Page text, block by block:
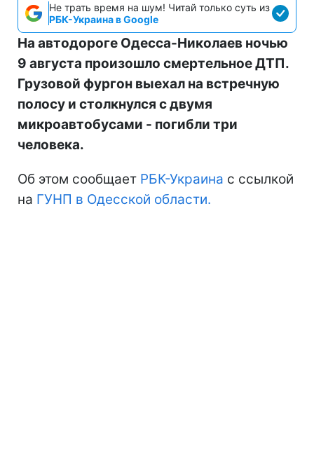
Не трать время на шум! Читай только суть из
РБК-Украина в Google
На автодороге Одесса-Николаев ночью
9 августа произошло смертельное ДТП.
Грузовой фургон выехал на встречную
полосу и столкнулся с двумя
микроавтобусами - погибли три
человека.
Об этом сообщает РБК-Украина с ссылкой
на ГУНП в Одесской области.